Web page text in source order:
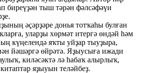
биреүҙән тыш тәрән фәлсәфәүи
әҫәрҙәре донья тотҡаһы булған
уларҙы хөрмәт итергә өндәй һәм
күңелендә яҡты уйҙар тыуҙыра,
йәшәргә өйрәтә. Яҙыусыға ижади
киләсәктә лә һабаҡ алырлыҡ,
яҙыуын теләйбеҙ.